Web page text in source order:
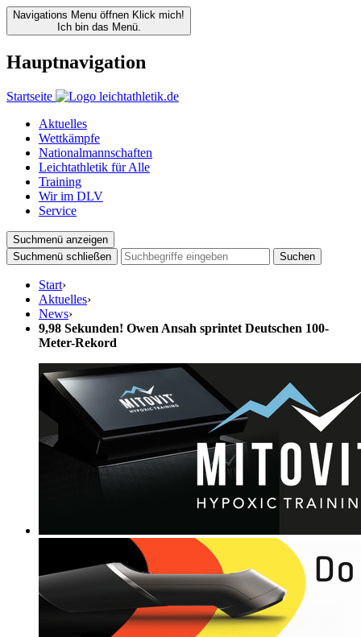
Navigations Menu öffnen Klick mich!
Ich bin das Menü.
Hauptnavigation
Startseite
Aktuelles
Wettkämpfe
Nationalmannschaften
Leichtathletik für Alle
Training
Wir im DLV
Service
Suchmenü anzeigen
Suchmenü schließen
Suchen
Start›
Aktuelles›
News›
9,98 Sekunden! Owen Ansah sprintet Deutschen 100-
Meter-Rekord